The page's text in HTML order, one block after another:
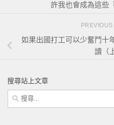
許我也會成為這些
如果出國打工可以少奮鬥
讀（
搜尋站上文章
搜
尋